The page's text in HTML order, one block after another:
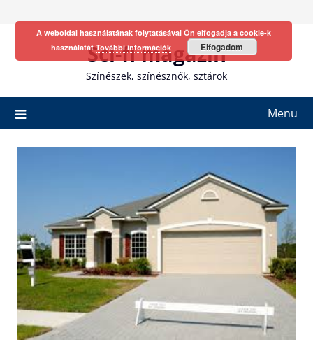
Sci-fi magazin
Színészek, színésznők, sztárok
Menu
A weboldal használatának folytatásával Ön elfogadja a cookie-k
használatátTovábbi információk Elfogadom